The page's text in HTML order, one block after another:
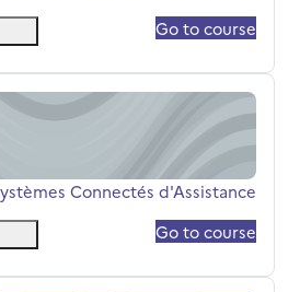
Go to course
Connectés d'Assistance
اسم المقرر
Connectés d'Assistance
Go to course